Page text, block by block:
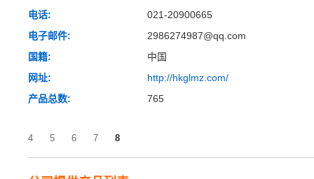
电话:
021-20900665
电子邮件:
2986274987@qq.com
国籍:
中国
网址:
http://hkglmz.com/
产品总数:
765
4 5 6 7 8